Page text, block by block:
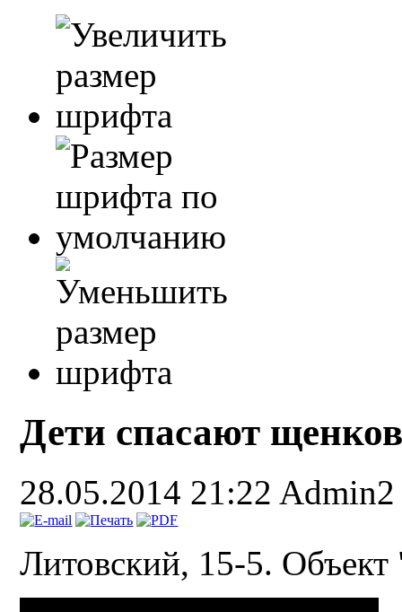
Дети спасают
28.05.2014 21:22 Admin2
Литовский, 15-5.